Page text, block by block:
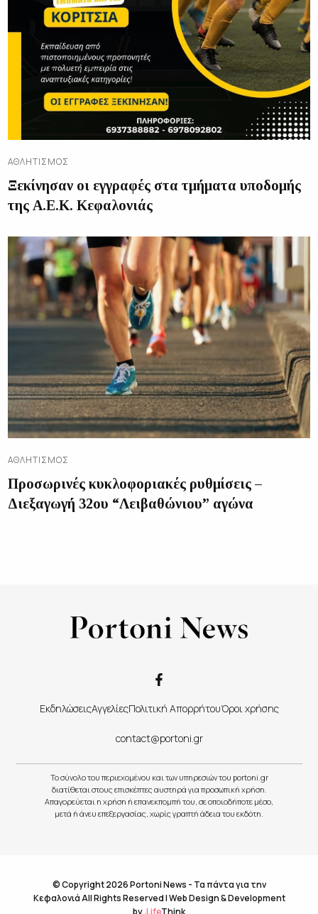
ΑΘΛΗΤΙΣΜΌΣ
Ξεκίνησαν οι εγγραφές στα τμήματα υποδομής
της Α.Ε.Κ. Κεφαλονιάς
ΑΘΛΗΤΙΣΜΌΣ
Προσωρινές κυκλοφοριακές ρυθμίσεις –
Διεξαγωγή 32ου “Λειβαθώνιου” αγώνα
ΕκδηλώσειςΑγγελίεςΠολιτική ΑπορρήτουΌροι χρήσης
contact@portoni.gr
Το σύνολο του περιεχομένου και των υπηρεσιών του portoni.gr
διατίθεται στους επισκέπτες αυστηρά για προσωπική χρήση.
Απαγορεύεται η χρήση ή επανεκπομπή του, σε οποιοδήποτε μέσο,
μετά ή άνευ επεξεργασίας, χωρίς γραπτή άδεια του εκδότη.
© Copyright 2026 Portoni News - Τα πάντα για την
Κεφαλονιά All Rights Reserved |Web Design & Development
by.LifeThink